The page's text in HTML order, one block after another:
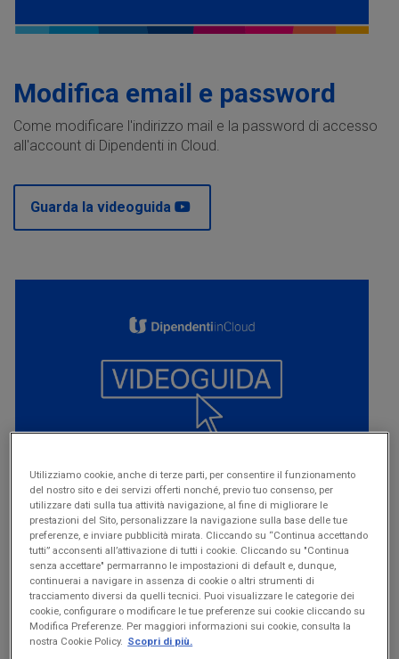
Modifica email e password
Come modificare l'indirizzo mail e la password di accesso
all'account di Dipendenti in Cloud.
Guarda la videoguida
Gestisci
le notifiche
Come ricevere le notifiche che preferisci tramite i canali
che desideri.
Utilizziamo cookie, anche di terze parti, per consentire il funzionamento
del nostro sito e dei servizi offerti nonché, previo tuo consenso, per
utilizzare dati sulla tua attività navigazione, al fine di migliorare le
prestazioni del Sito, personalizzare la navigazione sulla base delle tue
preferenze, e inviare pubblicità mirata. Cliccando su “Continua accettando
tutti” acconsenti all’attivazione di tutti i cookie. Cliccando su "Continua
senza accettare" permarranno le impostazioni di default e, dunque,
continuerai a navigare in assenza di cookie o altri strumenti di
tracciamento diversi da quelli tecnici. Puoi visualizzare le categorie dei
cookie, configurare o modificare le tue preferenze sui cookie cliccando su
Modifica Preferenze. Per maggiori informazioni sui cookie, consulta la
nostra Cookie Policy. Scopri di più.